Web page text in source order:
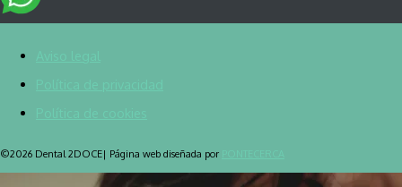
©2026 Dental 2DOCE| Página web diseñada por